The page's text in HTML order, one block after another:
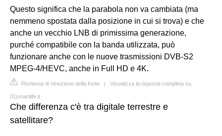
Questo significa che la parabola non va cambiata (ma
nemmeno spostata dalla posizione in cui si trova) e che
anche un vecchio LNB di primissima generazione,
purché compatibile con la banda utilizzata, può
funzionare anche con le nuove trasmissioni DVB-S2
MPEG-4/HEVC, anche in Full HD e 4K.
Richiesta di rimozione della fonte | Visualizza la risposta completa su
01smartlife.it
Che differenza c'è tra digitale terrestre e
satellitare?